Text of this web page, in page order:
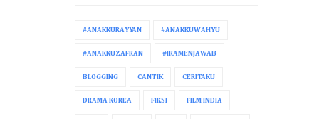
#ANAKKURAYYAN #ANAKKUWAHYU
#ANAKKUZAFRAN #IRAMENJAWAB
BLOGGING CANTIK CERITAKU
DRAMA KOREA FIKSI FILM INDIA